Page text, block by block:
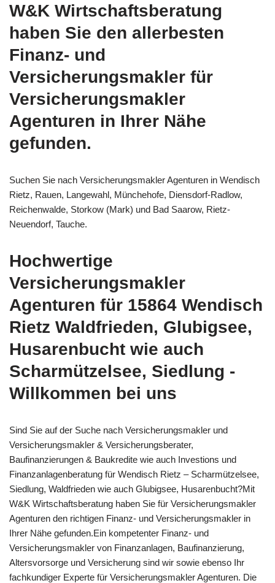
W&K Wirtschaftsberatung
haben Sie den allerbesten
Finanz- und
Versicherungsmakler für
Versicherungsmakler
Agenturen in Ihrer Nähe
gefunden.
Suchen Sie nach Versicherungsmakler Agenturen in Wendisch
Rietz, Rauen, Langewahl, Münchehofe, Diensdorf-Radlow,
Reichenwalde, Storkow (Mark) und Bad Saarow, Rietz-
Neuendorf, Tauche.
Hochwertige
Versicherungsmakler
Agenturen für 15864 Wendisch
Rietz Waldfrieden, Glubigsee,
Husarenbucht wie auch
Scharmützelsee, Siedlung -
Willkommen bei uns
Sind Sie auf der Suche nach Versicherungsmakler und
Versicherungsmakler & Versicherungsberater,
Baufinanzierungen & Baukredite wie auch Investions und
Finanzanlagenberatung für Wendisch Rietz – Scharmützelsee,
Siedlung, Waldfrieden wie auch Glubigsee, Husarenbucht?Mit
W&K Wirtschaftsberatung haben Sie für Versicherungsmakler
Agenturen den richtigen Finanz- und Versicherungsmakler in
Ihrer Nähe gefunden.Ein kompetenter Finanz- und
Versicherungsmakler von Finanzanlagen, Baufinanzierung,
Altersvorsorge und Versicherung sind wir sowie ebenso Ihr
fachkundiger Experte für Versicherungsmakler Agenturen. Die